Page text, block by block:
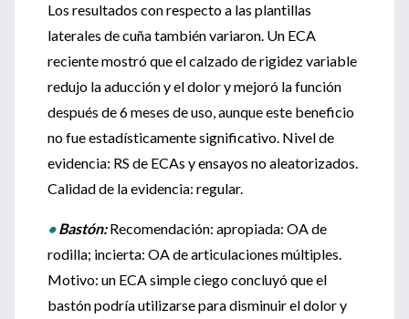
Los resultados con respecto a las plantillas
laterales de cuña también variaron. Un ECA
reciente mostró que el calzado de rigidez variable
redujo la aducción y el dolor y mejoró la función
después de 6 meses de uso, aunque este beneficio
no fue estadísticamente significativo. Nivel de
evidencia: RS de ECAs y ensayos no aleatorizados.
Calidad de la evidencia: regular.
•Bastón:Recomendación: apropiada: OA de
rodilla; incierta: OA de articulaciones múltiples.
Motivo: un ECA simple ciego concluyó que el
bastón podría utilizarse para disminuir el dolor y